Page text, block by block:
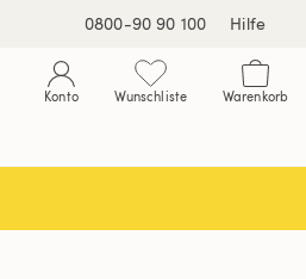
0800-90 90 100 Hilfe
Konto Wunschliste Warenkorb